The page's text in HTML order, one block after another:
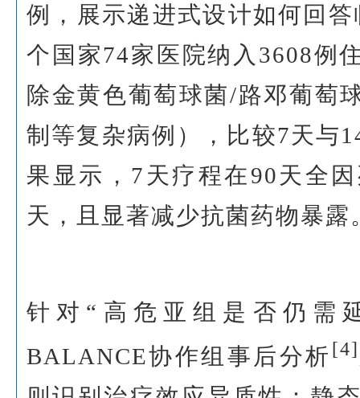
例，展示递进式设计如何回
个国家74家医院纳入3608例
除金黄色葡萄球菌/路邓葡萄
制等复杂病例），比较7天与
果显示，7天疗程在90天全
天，且显著减少抗菌药物暴露
针对“高危亚组是否仍需
BALANCE协作组事后分析 [4]